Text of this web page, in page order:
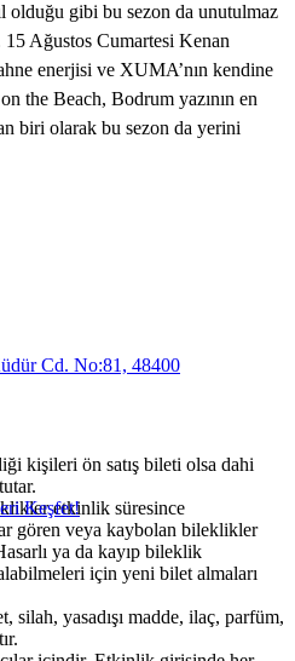
olduğu gibi bu sezon da unutulmaz
15 Ağustos Cumartesi Kenan
enerjisi ve XUMA’nın kendine
the Beach, Bodrum yazının en
biri olarak bu sezon da yerini
Cd. No:81, 48400
kişileri ön satış bileti olsa dahi
etkinlik süresince
gören veya kaybolan bileklikler
ya da kayıp bileklik
için yeni bilet almaları
silah, yasadışı madde, ilaç, parfüm,
Keşfet!